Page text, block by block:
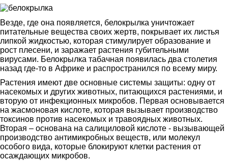
Везде, где она появляется, белокрылка уничтожает
питательные вещества своих жертв, покрывает их листья
липкой жидкостью, которая стимулирует образование и
рост плесени, и заражает растения губительными
вирусами. Белокрылка табачная появилась два столетия
назад где-то в Африке и распространился по всему миру.
Растения имеют две основные системы защиты: одну от
насекомых и других животных, питающихся растениями, и
вторую от инфекционных микробов. Первая основывается
на жасмоновая кислоте, которая вызывает производство
токсинов против насекомых и травоядных животных.
Вторая – основана на салициловой кислоте - вызывающей
производство антимикробных веществ, или молекул
особого вида, которые блокируют клетки растения от
осаждающих микробов.